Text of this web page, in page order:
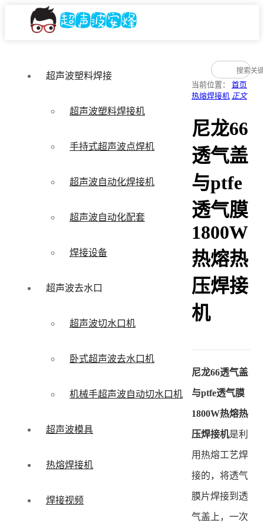
超声波塑料焊接
超声波塑料焊接机
手持式超声波点焊机
超声波自动化焊接机
超声波自动化配套
焊接设备
超声波去水口
超声波切水口机
卧式超声波去水口机
机械手超声波自动切水口机
超声波模具
热熔焊接机
焊接视频
当前位置： 首页
热熔焊接机 正文
尼龙66
透气盖
与ptfe
透气膜
1800W
热熔热
压焊接
机
尼龙66透气盖
与ptfe透气膜
1800W热熔热
压焊接机是利
用热熔工艺焊
接的，将透气
膜片焊接到透
气盖上，一次